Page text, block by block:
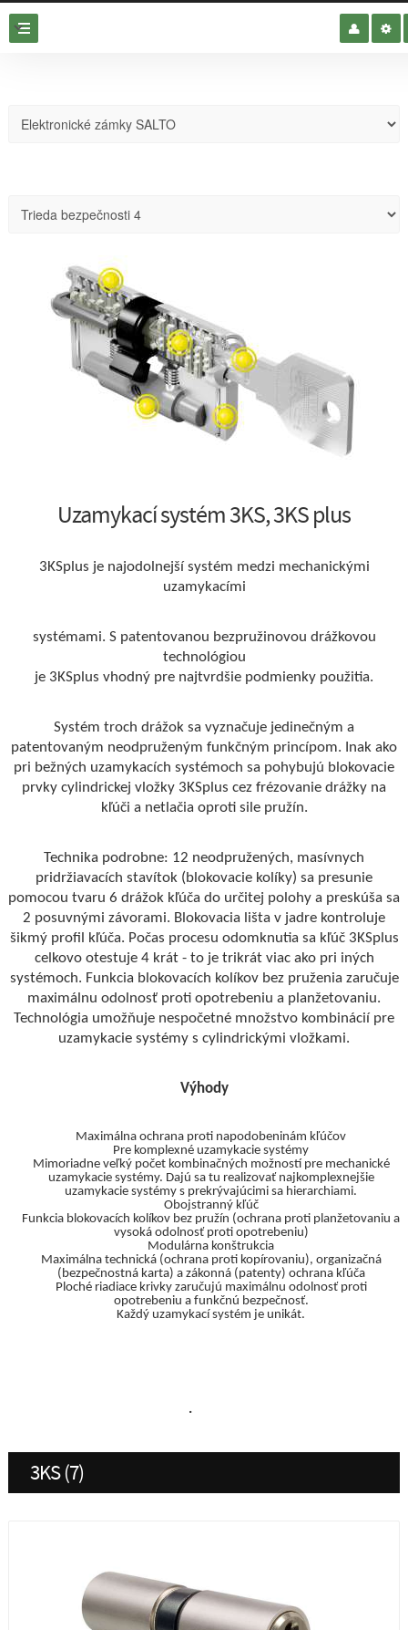
Uzamykací systém 3KS, 3KS plus
3KSplus je najodolnejší systém medzi mechanickými
uzamykacími
systémami. S patentovanou bezpružinovou drážkovou
technológiou
je 3KSplus vhodný pre najtvrdšie podmienky použitia.
Systém troch drážok sa vyznačuje jedinečným a
patentovaným neodpruženým funkčným princípom. Inak ako
pri bežných uzamykacích systémoch sa pohybujú blokovacie
prvky cylindrickej vložky 3KSplus cez frézovanie drážky na
kľúči a netlačia oproti sile pružín.
Technika podrobne: 12 neodpružených, masívnych
pridržiavacích stavítok (blokovacie kolíky) sa presunie
pomocou tvaru 6 drážok kľúča do určitej polohy a preskúša sa
2 posuvnými závorami. Blokovacia lišta v jadre kontroluje
šikmý profil kľúča. Počas procesu odomknutia sa kľúč 3KSplus
celkovo otestuje 4 krát - to je trikrát viac ako pri iných
systémoch. Funkcia blokovacích kolíkov bez pruženia zaručuje
maximálnu odolnosť proti opotrebeniu a planžetovaniu.
Technológia umožňuje nespočetné množstvo kombinácií pre
uzamykacie systémy s cylindrickými vložkami.
Výhody
Maximálna ochrana proti napodobeninám kľúčov
Pre komplexné uzamykacie systémy
Mimoriadne veľký počet kombinačných možností pre mechanické
uzamykacie systémy. Dajú sa tu realizovať najkomplexnejšie
uzamykacie systémy s prekrývajúcimi sa hierarchiami.
Obojstranný kľúč
Funkcia blokovacích kolíkov bez pružín (ochrana proti planžetovaniu a
vysoká odolnosť proti opotrebeniu)
Modulárna konštrukcia
Maximálna technická (ochrana proti kopírovaniu), organizačná
(bezpečnostná karta) a zákonná (patenty) ochrana kľúča
Ploché riadiace krivky zaručujú maximálnu odolnosť proti
opotrebeniu a funkčnú bezpečnosť.
Každý uzamykací systém je unikát.
·
3KS (7)